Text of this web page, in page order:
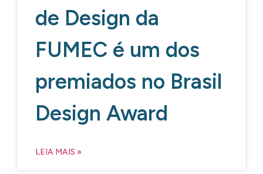
de Design da
FUMEC é um dos
premiados no Brasil
Design Award
LEIA MAIS »